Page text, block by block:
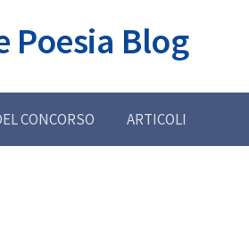
Poesia Blog
CONCORSO ARTICOLI